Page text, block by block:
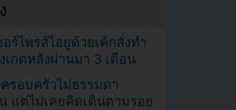
ร์ไพรส์ไอยูด้วยเค้กสั่งทำ
เกตหลังผ่านมา 3 เดือน
รอบครัวไม่ธรรมดา
แต่ไม่เคยคิดเดินตามรอย